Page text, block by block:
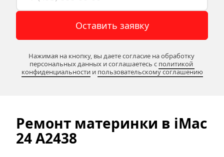
Оставить заявку
Нажимая на кнопку, вы даете согласие на обработку
персональных данных и соглашаетесь c политикой
конфиденциальности и пользовательскому соглашению
Ремонт материнки в iMac
24 A2438